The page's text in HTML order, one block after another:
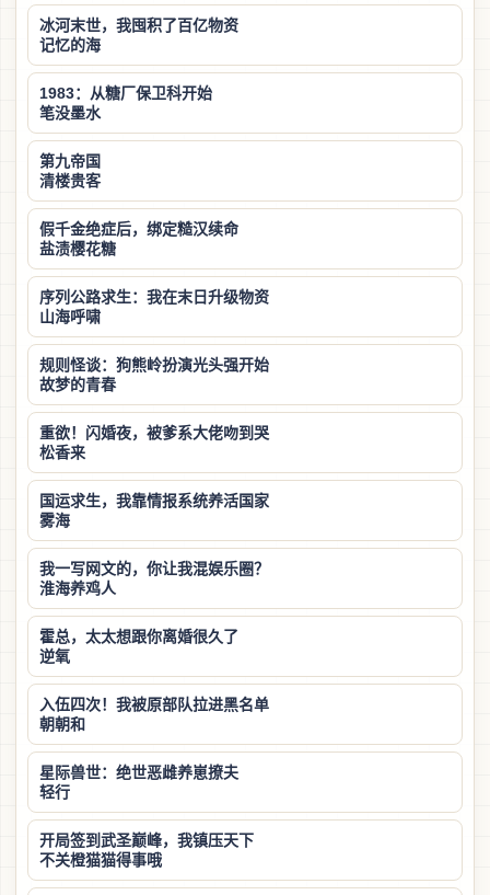
冰河末世，我囤积了百亿物资
记忆的海
1983：从糖厂保卫科开始
笔没墨水
第九帝国
清楼贵客
假千金绝症后，绑定糙汉续命
盐渍樱花糖
序列公路求生：我在末日升级物资
山海呼啸
规则怪谈：狗熊岭扮演光头强开始
故梦的青春
重欲！闪婚夜，被爹系大佬吻到哭
松香来
国运求生，我靠情报系统养活国家
雾海
我一写网文的，你让我混娱乐圈？
淮海养鸡人
霍总，太太想跟你离婚很久了
逆氧
入伍四次！我被原部队拉进黑名单
朝朝和
星际兽世：绝世恶雌养崽撩夫
轻行
开局签到武圣巅峰，我镇压天下
不关橙猫猫得事哦